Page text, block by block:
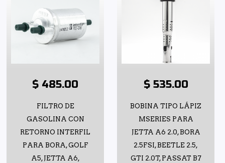
$ 485.00
FILTRO DE
GASOLINA CON
RETORNO INTERFIL
PARA BORA, GOLF
A5, JETTA A6,
$ 535.00
BOBINA TIPO LÁPIZ
MSERIES PARA
JETTA A6 2.0, BORA
2.5FSI, BEETLE 2.5,
GTI 2.0T, PASSAT B7